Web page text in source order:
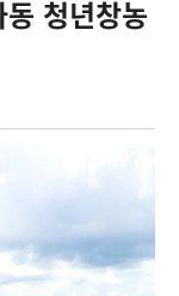
청년창농